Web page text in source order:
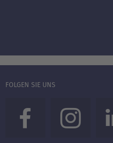
FOLGEN SIE UNS